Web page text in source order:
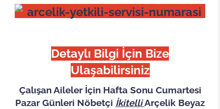
Detaylı Bilgi İçin Bize
Ulaşabilirsiniz
Çalışan Aileler İçin Hafta Sonu Cumartesi
Pazar Günleri Nöbetçi İkitelliArçelik Beyaz